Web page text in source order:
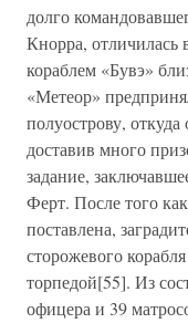
долго
Кнорра, отличилась
кораблем «Бувэ»
«Метеор»
полуострову,
доставив много
задание,
Ферт. После того
поставлена,
сторожевого
торпедой[55]. Из
офицера и 39